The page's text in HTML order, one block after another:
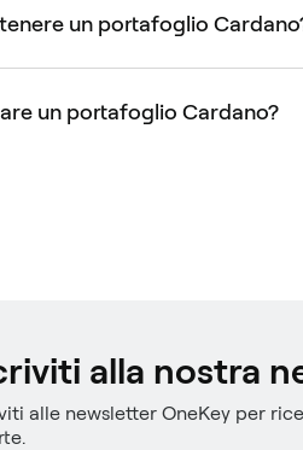
un portafoglio
un portafoglio Cardano?
alla nostra
alle newsletter OneKey per